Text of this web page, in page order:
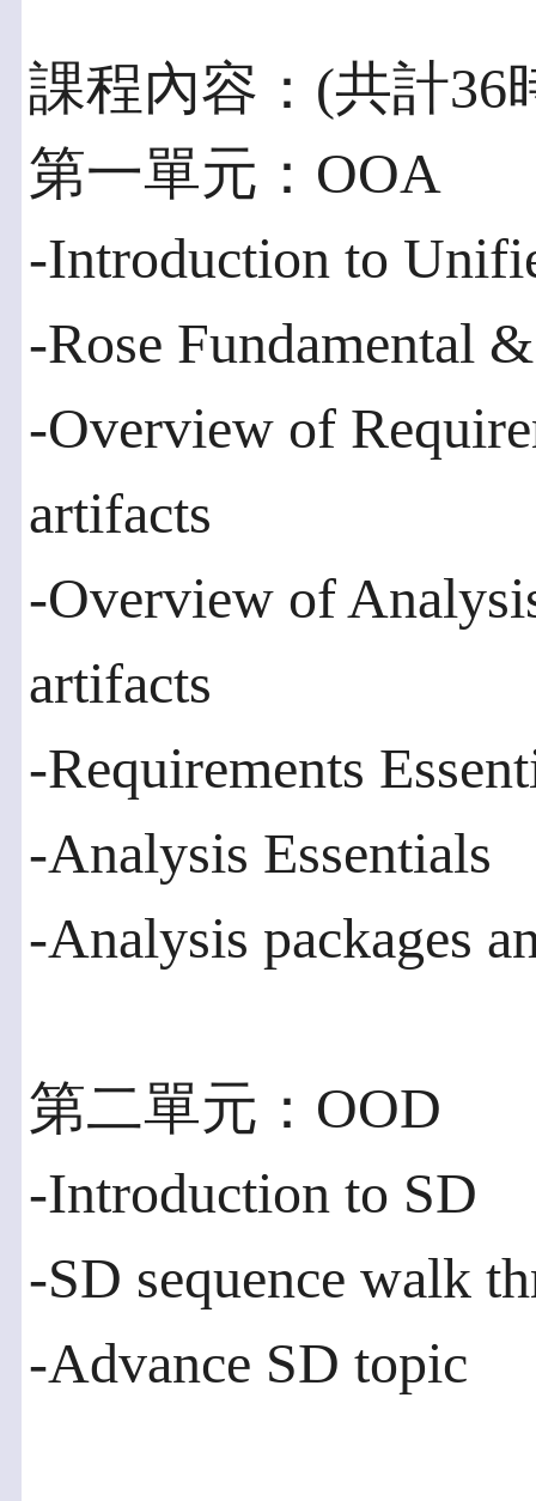
課程內容：(共計36
第一單元：OOA
-Introduction to
-Rose Fundamental
-Overview of
artifacts
-Overview of
artifacts
-Requirements
-Analysis Essentials
-Analysis packages
第二單元：OOD
-Introduction to SD
-SD sequence walk
-Advance SD topic